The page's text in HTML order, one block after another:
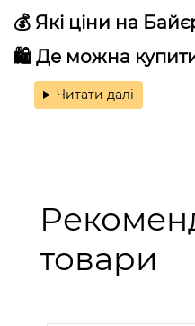
💰 Які ціни на
🛍 Де можна
Читати далі
товари